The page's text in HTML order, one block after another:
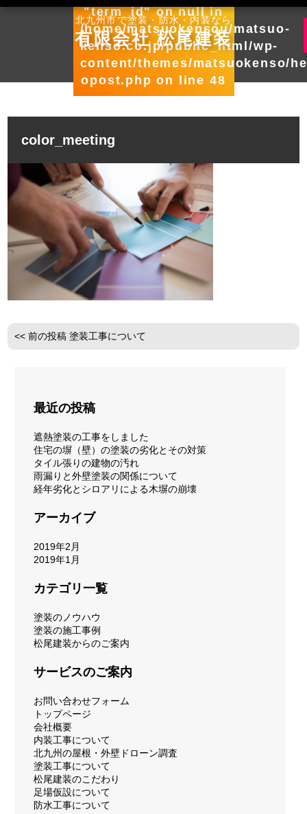
北九州市で塗装・防水・内装なら
有限会社 松尾建装
"term_id" on null in
/home/matsuokensou/matsuo-
kenso.co.jp/public_html/wp-
content/themes/matsuokenso/
opost.php on line 48
color_meeting
<< 前の投稿 塗装工事について
最近の投稿
遮熱塗装の工事をしました
住宅の塀（壁）の塗装の劣化とその対策
タイル張りの建物の汚れ
雨漏りと外壁塗装の関係について
経年劣化とシロアリによる木塀の崩壊
アーカイブ
2019年2月
2019年1月
カテゴリ一覧
塗装のノウハウ
塗装の施工事例
松尾建装からのご案内
サービスのご案内
お問い合わせフォーム
トップページ
会社概要
内装工事について
北九州の屋根・外壁ドローン調査
塗装工事について
松尾建装のこだわり
足場仮設について
防水工事について